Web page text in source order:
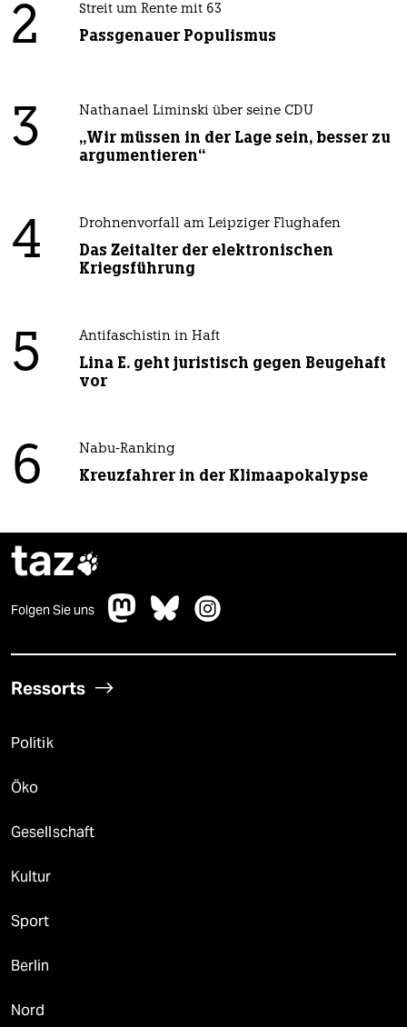
2 Streit um Rente mit 63
Passgenauer Populismus
3 Nathanael Liminski über seine CDU
„Wir müssen in der Lage sein, besser zu
argumentieren“
4 Drohnenvorfall am Leipziger Flughafen
Das Zeitalter der elektronischen
Kriegsführung
5 Antifaschistin in Haft
Lina E. geht juristisch gegen Beugehaft
vor
6 Nabu-Ranking
Kreuzfahrer in der Klimaapokalypse
taz
Folgen Sie uns
Ressorts
Politik
Öko
Gesellschaft
Kultur
Sport
Berlin
Nord